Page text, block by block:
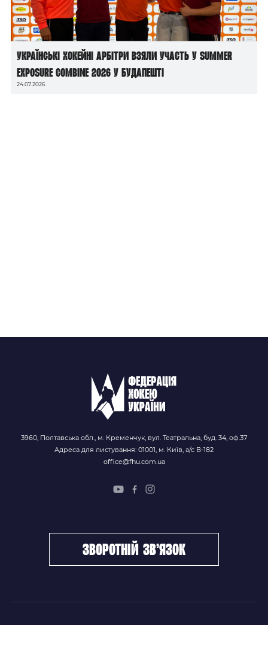
Українські хокейні арбітри взяли участь у Summer
Exposure Combine 2026 у Будапешті
24.07.2026
3960, Полтавська обл., м. Кременчук, вул. Театральна, буд. 34, оф.37
Адреса для листування: 01001, м. Київ, а/с В-182
office@fhu.com.ua
зворотній зв’язок